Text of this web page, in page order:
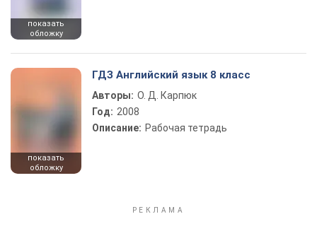
показать
обложку
показать
обложку
ГДЗ Английский язык 8 класс
Авторы: О. Д. Карпюк
Год: 2008
Описание: Рабочая тетрадь